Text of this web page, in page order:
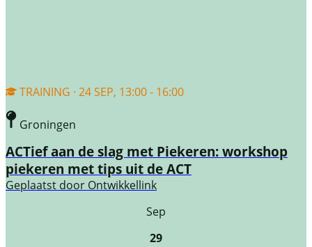
TRAINING · 24 SEP, 13:00 - 16:00
Groningen
ACTief aan de slag met Piekeren: workshop
piekeren met tips uit de ACT
Geplaatst door Ontwikkellink
Sep
29